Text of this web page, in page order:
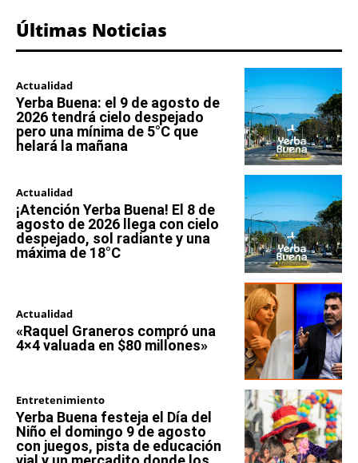
Últimas Noticias
Actualidad
Yerba Buena: el 9 de agosto de
2026 tendrá cielo despejado
pero una mínima de 5°C que
helará la mañana
Actualidad
¡Atención Yerba Buena! El 8 de
agosto de 2026 llega con cielo
despejado, sol radiante y una
máxima de 18°C
Actualidad
«Raquel Graneros compró una
4×4 valuada en $80 millones»
Entretenimiento
Yerba Buena festeja el Día del
Niño el domingo 9 de agosto
con juegos, pista de educación